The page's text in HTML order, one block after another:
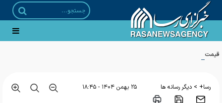
قیمت بلیت اتوبوس‌های برون شهری ۲۵ درصد افزایش یافت
رسا+ > دیگر رسانه ها ۲۵ بهمن ۱۴۰۴ - ۱۸:۴۵